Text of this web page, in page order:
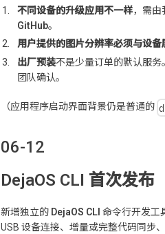
不同设备的升级应用不一样，需由
GitHub。
用户提供的图片分辨率必须与设备
出厂预装不是少量订单的默认服务
团队确认。
（应用程序启动界面背景仍是普通的
06-12
DejaOS CLI 首次发布
新增独立的 DejaOS CLI 命令行开发工
USB 设备连接、增量或完整代码同步